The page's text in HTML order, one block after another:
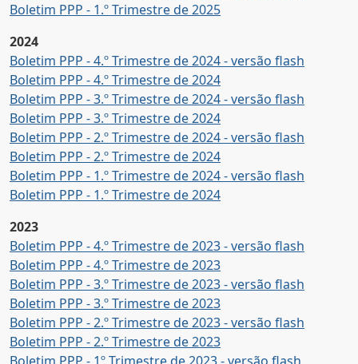
Boletim PPP - 1.º Trimestre de 2025
2024
Boletim PPP - 4.º Trimestre de 2024 - versão flash
Boletim PPP - 4.º Trimestre de 2024
Boletim PPP - 3.º Trimestre de 2024 - versão flash
Boletim PPP - 3.º Trimestre de 2024
Boletim PPP - 2.º Trimestre de 2024 - versão flash
Boletim PPP - 2.º Trimestre de 2024
Boletim PPP - 1.º Trimestre de 2024 - versão flash
Boletim PPP - 1.º Trimestre de 2024
2023
Boletim PPP - 4.º Trimestre de 2023 - versão flash
Boletim PPP - 4.º Trimestre de 2023
Boletim PPP - 3.º Trimestre de 2023 - versão flash
Boletim PPP - 3.º Trimestre de 2023
Boletim PPP - 2.º Trimestre de 2023 - versão flash
Boletim PPP - 2.º Trimestre de 2023